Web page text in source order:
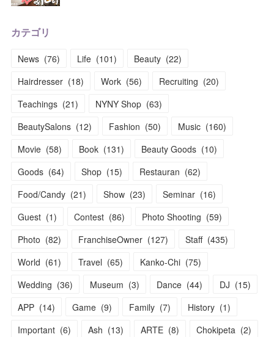
カテゴリ
News (76) Life (101) Beauty (22)
Hairdresser (18) Work (56) Recruiting (20)
Teachings (21) NYNY Shop (63)
BeautySalons (12) Fashion (50) Music (160)
Movie (58) Book (131) Beauty Goods (10)
Goods (64) Shop (15) Restauran (62)
Food/Candy (21) Show (23) Seminar (16)
Guest (1) Contest (86) Photo Shooting (59)
Photo (82) FranchiseOwner (127) Staff (435)
World (61) Travel (65) Kanko-Chi (75)
Wedding (36) Museum (3) Dance (44) DJ (15)
APP (14) Game (9) Family (7) History (1)
Important (6) Ash (13) ARTE (8) Chokipeta (2)